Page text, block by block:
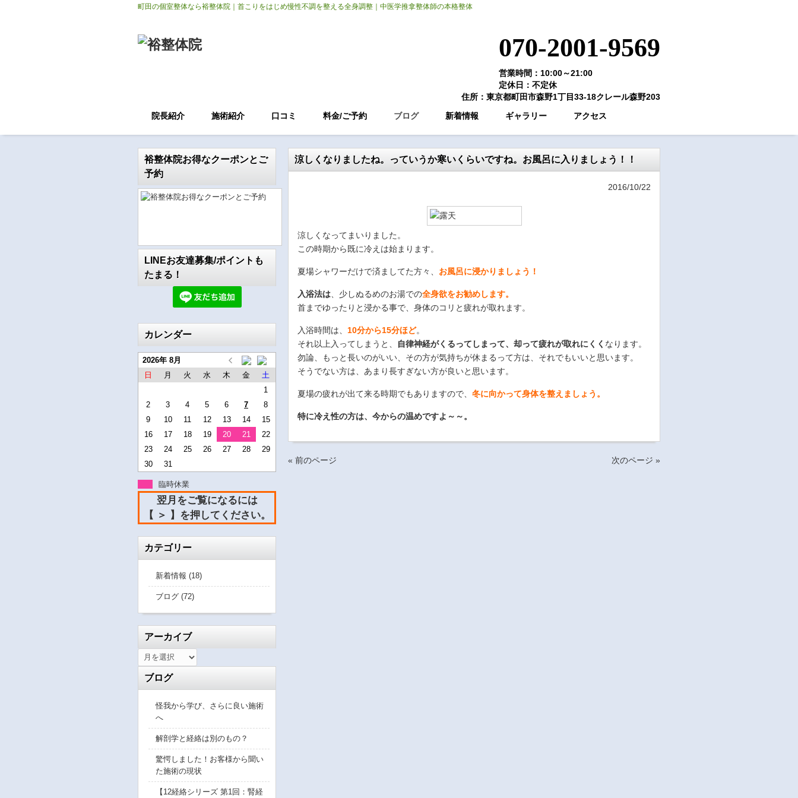
町田の個室整体なら裕整体院｜首こりをはじめ慢性不調を整える全身調整｜中医学推拿整体師の本格整体
070-2001-9569
営業時間：10:00～21:00
定休日：不定休
住所：東京都町田市森野1丁目33-18クレール森野203
院長紹介 施術紹介 口コミ 料金/ご予約 ブログ 新着情報 ギャラリー アクセス
涼しくなりましたね。っていうか寒いくらいですね。お風呂に入りましょう！！
2016/10/22
涼しくなってまいりました。
この時期から既に冷えは始まります。
夏場シャワーだけで済ましてた方々、 お風呂に浸かりましょう！
入浴法は 、少しぬるめのお湯での全身欲をお勧めします。
首までゆったりと浸かる事で、身体のコリと疲れが取れます。
入浴時間は、 10分から15分ほど。
それ以上入ってしまうと、
自律神経がくるってしまって、却って疲れが取れにくく なります。
勿論、もっと長いのがいい、その方が気持ちが休まるって方は、それでもいいと思います。
そうでない方は、あまり長すぎない方が良いと思います。
夏場の疲れが出て来る時期でもありますので、 冬に向かって身体を整えましょう。
特に冷え性の方は、今からの温めですよ～～。
« 前のページ 次のページ »
裕整体院お得なクーポンとご
予約
LINEお友達募集/ポイントも
たまる！
カレンダー
2026年 8月
日
月 火 水 木 金
土
1
2
3 4 5 6 7
8
9
10 11 12 13 14
15
16
17 18 19 20 21
22
23
24 25 26 27 28
29
30
31
臨時休業
翌月をご覧になるには
【 ＞ 】を押してください。
カテゴリー
新着情報 (18)
ブログ (72)
アーカイブ
ブログ
怪我から学び、さらに良い施術
へ
解剖学と経絡は別のもの？
驚愕しました！お客様から聞い
た施術の現状
【12経絡シリーズ 第1回：腎経